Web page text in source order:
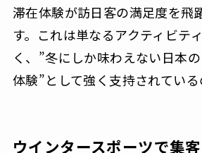
滞在体験が訪日客の満足度を飛
す。これは単なるアクティビテ
く、”冬にしか味わえない日本
体験”として強く支持されている
ウインタースポーツで集